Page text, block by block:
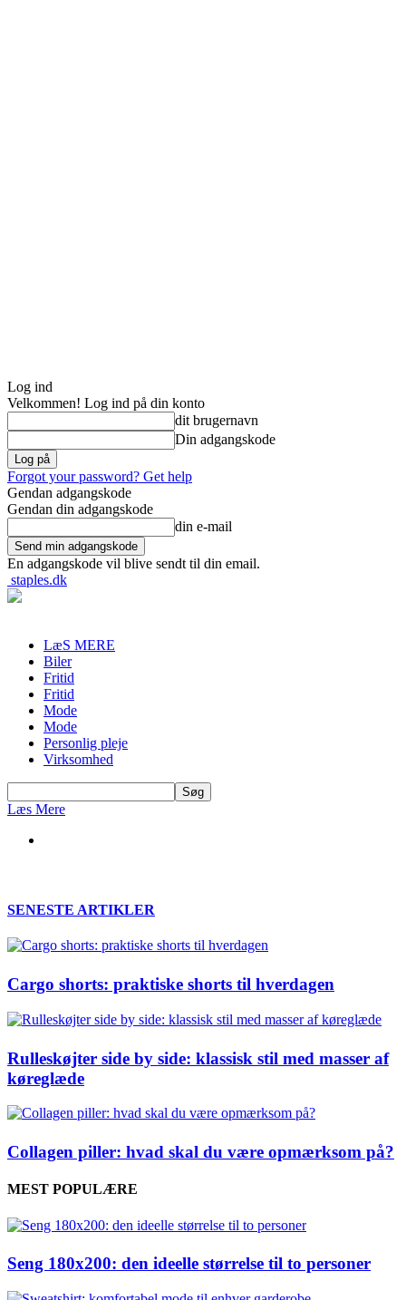
Log ind
Velkommen! Log ind på din konto
dit brugernavn
Din adgangskode
Forgot your password? Get help
Gendan adgangskode
Gendan din adgangskode
din e-mail
En adgangskode vil blive sendt til din email.
staples.dk
LæS MERE
Biler
Fritid
Fritid
Mode
Mode
Personlig pleje
Virksomhed
Læs Mere
SENESTE ARTIKLER
Cargo shorts: praktiske shorts til hverdagen
Rulleskøjter side by side: klassisk stil med masser af
køreglæde
Collagen piller: hvad skal du være opmærksom på?
MEST POPULÆRE
Seng 180x200: den ideelle størrelse til to personer